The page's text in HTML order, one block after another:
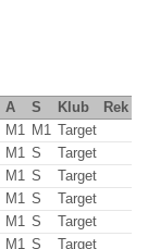
A S Klub
Rek
M1 M1 Target
M1 S
Target
M1 S
Target
M1 S
Target
M1 S
Target
M1 S Target